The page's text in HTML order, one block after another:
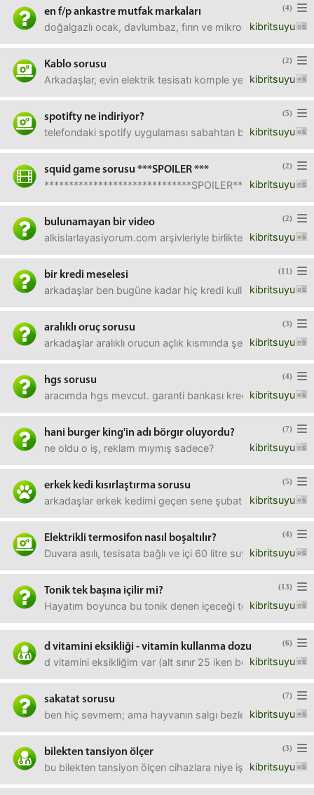
(4)
en f/p ankastre mutfak markaları
kibritsuyu
doğalgazlı ocak, davlumbaz, fırın ve mikrodalga
(2)
Kablo sorusu
kibritsuyu
Arkadaşlar, evin elektrik tesisatı komple yenileniyor.
(5)
spotifty ne indiriyor?
kibritsuyu
telefondaki spotify uygulaması sabahtan beri bir şey
(2)
squid game sorusu ***SPOILER ***
kibritsuyu
(2)
bulunamayan bir video
kibritsuyu
alkislarlayasiyorum.com arşivleriyle birlikte kaybolan
(11)
bir kredi meselesi
kibritsuyu
arkadaşlar ben bugüne kadar hiç kredi kullanmadım.
(3)
aralıklı oruç sorusu
kibritsuyu
arkadaşlar aralıklı orucun açlık kısmında şekersiz çay
(4)
hgs sorusu
kibritsuyu
aracımda hgs mevcut. garanti bankası kredi kartıma
(7)
hani burger king'in adı börgır oluyordu?
kibritsuyu
ne oldu o iş, reklam mıymış sadece?
(5)
erkek kedi kısırlaştırma sorusu
kibritsuyu
arkadaşlar erkek kedimi geçen sene şubat ayında, yani
(4)
Elektrikli termosifon nasıl boşaltılır?
kibritsuyu
Duvara asılı, tesisata bağlı ve içi 60 litre suyla dolu olan
(13)
Tonik tek başına içilir mi?
kibritsuyu
Hayatım boyunca bu tonik denen içeceği tek başına
(6)
d vitamini eksikliği - vitamin kullanma dozu
kibritsuyu
d vitamini eksikliğim var (alt sınır 25 iken benim 19
(7)
sakatat sorusu
kibritsuyu
ben hiç sevmem; ama hayvanın salgı bezlerine kadar
(3)
bilekten tansiyon ölçer
kibritsuyu
bu bilekten tansiyon ölçen cihazlara niye işe yaramaz